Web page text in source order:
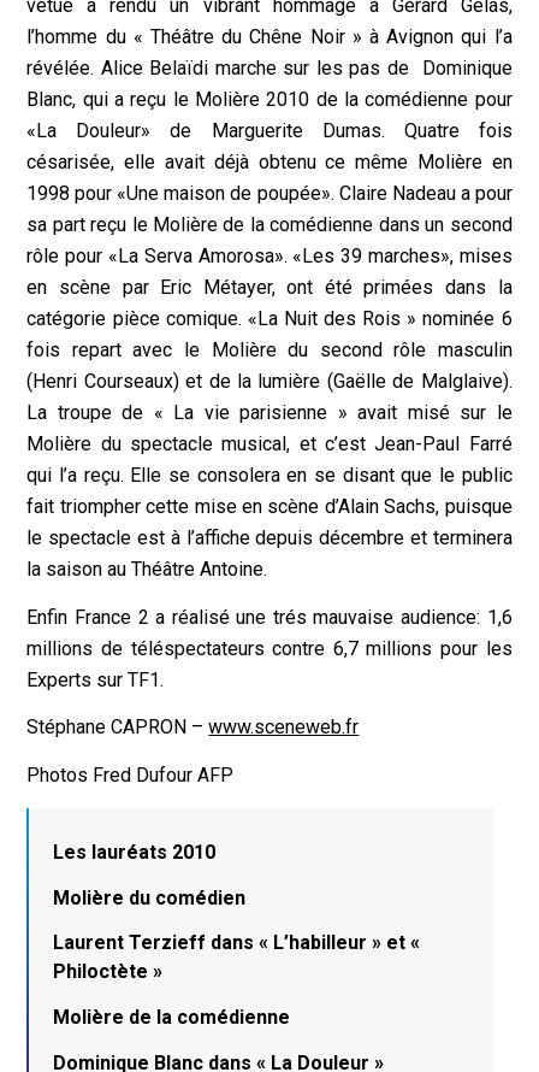
vêtue a rendu un vibrant hommage à Gérard Gelas,
l’homme du « Théâtre du Chêne Noir » à Avignon qui l’a
révélée. Alice Belaïdi marche sur les pas de Dominique
Blanc, qui a reçu le Molière 2010 de la comédienne pour
«La Douleur» de Marguerite Dumas. Quatre fois
césarisée, elle avait déjà obtenu ce même Molière en
1998 pour «Une maison de poupée». Claire Nadeau a pour
sa part reçu le Molière de la comédienne dans un second
rôle pour «La Serva Amorosa». «Les 39 marches», mises
en scène par Eric Métayer, ont été primées dans la
catégorie pièce comique. «La Nuit des Rois » nominée 6
fois repart avec le Molière du second rôle masculin
(Henri Courseaux) et de la lumière (Gaëlle de Malglaive).
La troupe de « La vie parisienne » avait misé sur le
Molière du spectacle musical, et c’est Jean-Paul Farré
qui l’a reçu. Elle se consolera en se disant que le public
fait triompher cette mise en scène d’Alain Sachs, puisque
le spectacle est à l’affiche depuis décembre et terminera
la saison au Théâtre Antoine.
Enfin France 2 a réalisé une trés mauvaise audience: 1,6
millions de téléspectateurs contre 6,7 millions pour les
Experts sur TF1.
Stéphane CAPRON –www.sceneweb.fr
Photos Fred Dufour AFP
Les lauréats 2010
Molière du comédien
Laurent Terzieff dans « L’habilleur » et «
Philoctète »
Molière de la comédienne
Dominique Blanc dans « La Douleur »